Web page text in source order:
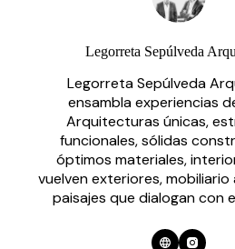
Legorreta Sepúlveda
Legorreta Sepúlveda
ensambla experiencias
Arquitecturas únicas,
funcionales, sólidas
óptimos materiales,
vuelven exteriores, mobiliario
paisajes que dialogan con